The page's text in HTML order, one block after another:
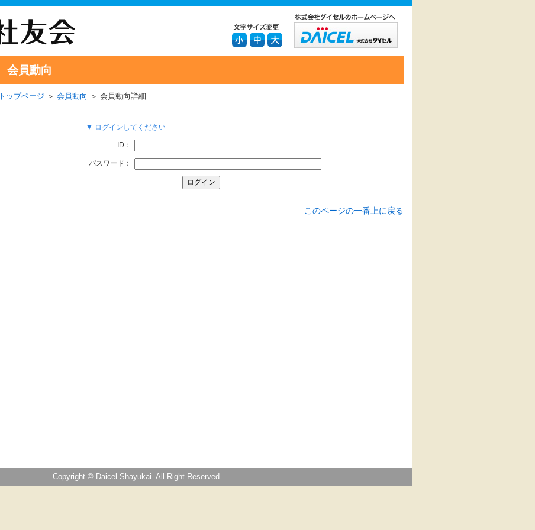
会員動向
トップページ ＞ 会員動向 ＞ 会員動向詳細
▼ ログインしてください
ID：
パスワード：
このページの一番上に戻る
Copyright © Daicel Shayukai. All Right Reserved.